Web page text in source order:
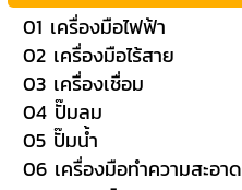
01 เครื่องมือไฟฟ้า
02 เครื่องมือไร้สาย
03 เครื่องเชื่อม
04 ปั๊มลม
05 ปั๊มน้ำ
06 เครื่องมือทำความสะอาด